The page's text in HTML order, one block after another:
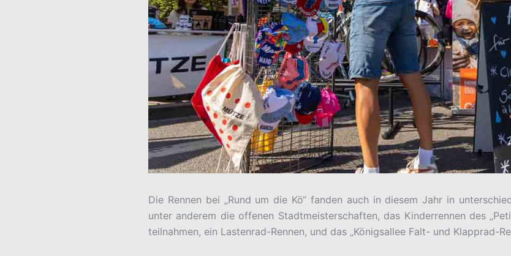
Die Rennen bei „Rund um die Kö“ fanden auch in diesem Jahr in
unter anderem die offenen Stadtmeisterschaften, das Kinderrennen des
teilnahmen, ein Lastenrad-Rennen, und das „Königsallee Falt- und Klapprad-